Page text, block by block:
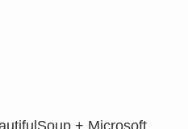
+ Microsoft